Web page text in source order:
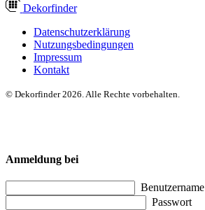
Dekorfinder
Datenschutzerklärung
Nutzungsbedingungen
Impressum
Kontakt
© Dekorfinder 2026. Alle Rechte vorbehalten.
Anmeldung bei
Benutzername
Passwort